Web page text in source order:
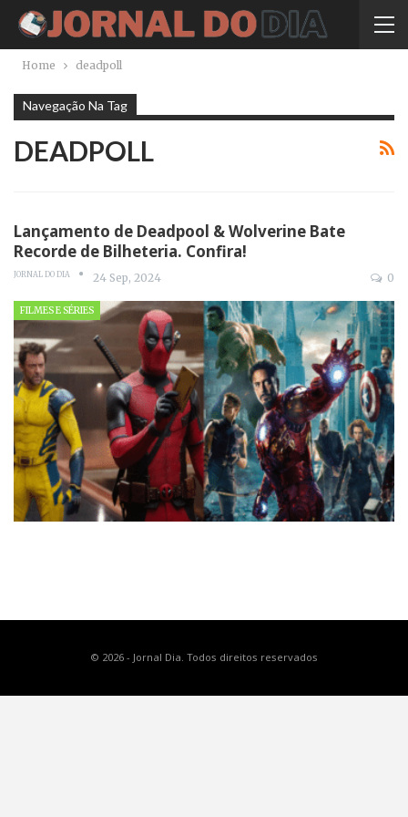
Home deadpoll
Navegação Na Tag
DEADPOLL
Lançamento de Deadpool & Wolverine Bate
Recorde de Bilheteria. Confira!
JORNAL DO DIA 24 Sep, 2024 0
FILMES E SÉRIES
© 2026 - Jornal Dia. Todos direitos reservados